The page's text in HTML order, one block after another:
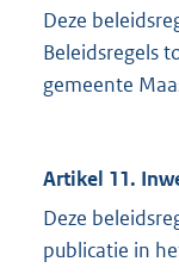
Deze
Beleidsregels
gemeente
Artikel 11.
Deze
publicatie in